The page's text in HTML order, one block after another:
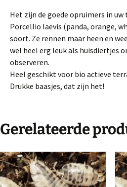
Het zijn de goede opruimers in
Porcellio laevis (panda, orange,
soort. Ze rennen maar heen en
wel heel erg leuk als huisdiertjes
observeren.
Heel geschikt voor bio actieve
Drukke baasjes, dat zijn het!
Gerelateerde